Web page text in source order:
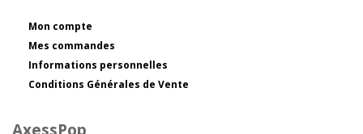
Mon compte
Mes commandes
Informations personnelles
Conditions Générales de Vente